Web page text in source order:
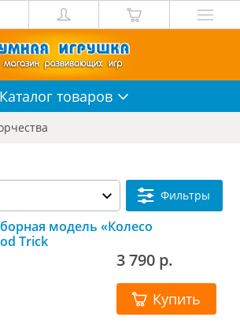
Каталог товаров
Фильтры
модель «Колесо
Trick
3 790 р.
Купить